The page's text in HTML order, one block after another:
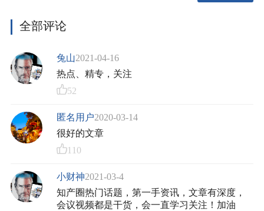
全部评论
兔山2021-04-16
热点、精专，关注
52
匿名用户2020-03-14
很好的文章
110
小财神2021-03-4
知产圈热门话题，第一手资讯，文章有深度，
会议视频都是干货，会一直学习关注！加油